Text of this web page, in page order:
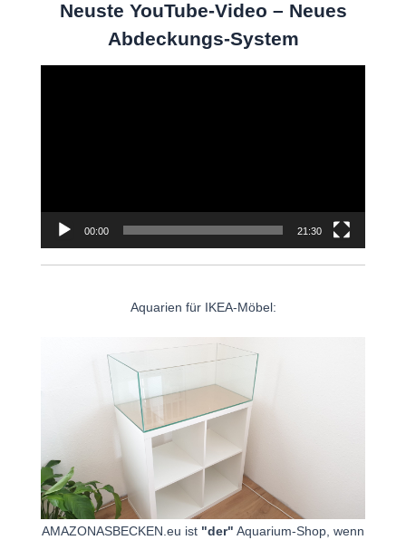
Neuste YouTube-Video – Neues
Abdeckungs-System
00:00 21:30
Aquarien für IKEA-Möbel:
AMAZONASBECKEN.eu ist "der" Aquarium-Shop, wenn